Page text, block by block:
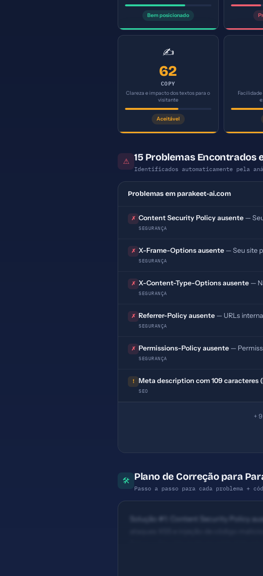
Bem posicionado
✍️
62
COPY
Clareza e impacto dos textos para o
visitante
Aceitável
Facilidade
⚠ 15 Problemas Encontrados
Identificados automaticamente pela
Problemas em parakeet-ai.com
✗ Content Security Policy ausente —
SEGURANÇA
✗ X-Frame-Options ausente — Seu site
SEGURANÇA
✗ X-Content-Type-Options ausente —
SEGURANÇA
✗ Referrer-Policy ausente — URLs
SEGURANÇA
✗ Permissions-Policy ausente —
SEGURANÇA
! Meta description com 109 caracteres
SEO
+
🛠 Plano de Correção para
Passo a passo para cada problema +
Solução #1: Content Security Policy
caracteres (ideal: 120-160) —